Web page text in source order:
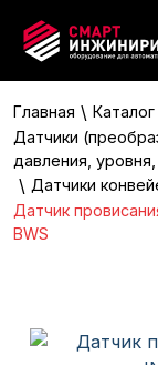
Главная \
Датчики
давления,
\ Датчики
Датчик
BWS